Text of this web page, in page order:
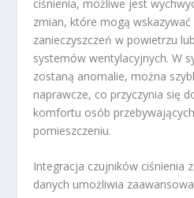
ciśnienia, możliwe jest
zmian, które mogą
zanieczyszczeń w powietrzu
systemów wentylacyjnych. W
zostaną anomalie, można
naprawcze, co przyczynia się
komfortu osób
pomieszczeniu.
Integracja czujników ciśnienia
danych umożliwia